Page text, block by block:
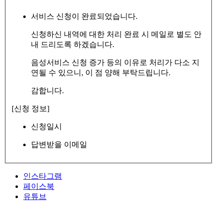
서비스 신청이 완료되었습니다.
신청하신 내역에 대한 처리 완료 시 메일로 별도 안
내 드리도록 하겠습니다.
음성서비스 신청 증가 등의 이유로 처리가 다소 지
연될 수 있으니, 이 점 양해 부탁드립니다.
감합니다.
[신청 정보]
신청일시
답변받을 이메일
인스타그램
페이스북
유튜브